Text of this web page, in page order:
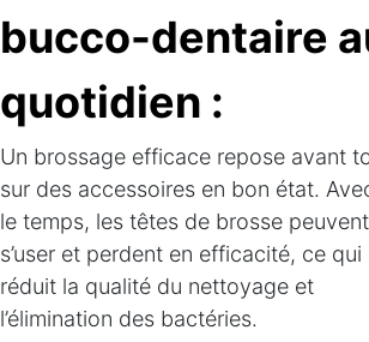
bucco-dentaire
quotidien :
Un brossage efficace repose avant
sur des accessoires en bon état.
le temps, les têtes de brosse peuvent
s’user et perdent en efficacité, ce qui
réduit la qualité du nettoyage et
l’élimination des bactéries.